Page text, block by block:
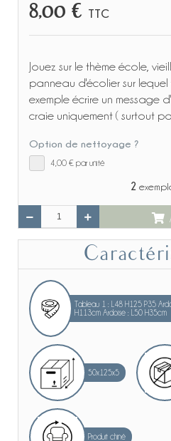
8,00 € TTC
Jouez sur le thème école,
panneau d'écolier sur
exemple écrire un message
craie uniquement ( surtout
Option de nettoyage ?
4,00 € par unité
2
Tableau 1 : L48 H125 P35
H113cm Ardoise : L50 H35cm
50x125x5
Produit chiné